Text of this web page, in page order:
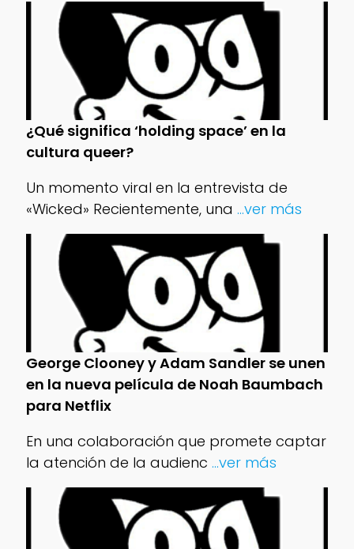
¿Qué significa ‘holding space’ en la
cultura queer?
Un momento viral en la entrevista de
«Wicked» Recientemente, una ...ver más
George Clooney y Adam Sandler se unen
en la nueva película de Noah Baumbach
para Netflix
En una colaboración que promete captar
la atención de la audienc ...ver más